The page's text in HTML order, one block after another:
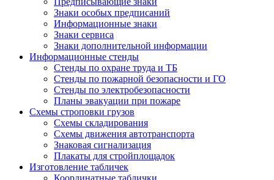
Знаки особых предписаний
Информационные знаки
Знаки сервиса
Знаки дополнительной информации
Информационные стенды
Стенды по охране труда и ТБ
Стенды по пожарной безопасности и ГО
Стенды по электробезопасности
Планы эвакуации при пожаре
Схемы строповки грузов
Схемы складирования
Схемы движения автотранспорта
Знаковая сигнализация
Плакаты для стройплощадок
Изготовление табличек
Координатные таблички